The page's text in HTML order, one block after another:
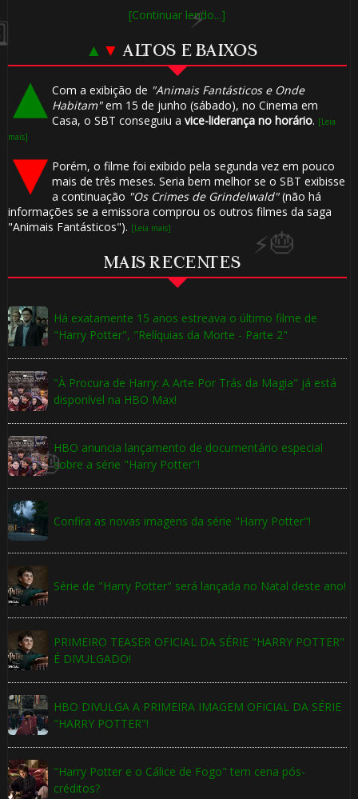
[Continuar lendo...]
▲ ▼ ALTOS E BAIXOS
Com a exibição de "Animais Fantásticos e Onde
Habitam"em 15 de junho (sábado), no Cinema em
Casa, o SBT conseguiu a vice-liderança no horário. [Leia
mais]
Porém, o filme foi exibido pela segunda vez em pouco
mais de três meses. Seria bem melhor se o SBT exibisse
a continuação "Os Crimes de Grindelwald"(não há
informações se a emissora comprou os outros filmes da saga
"Animais Fantásticos"). [Leia mais]
MAIS RECENTES
Há exatamente 15 anos estreava o último filme de
"Harry Potter", "Relíquias da Morte - Parte 2"
"À Procura de Harry: A Arte Por Trás da Magia" já está
disponível na HBO Max!
HBO anuncia lançamento de documentário especial
sobre a série "Harry Potter"!
Confira as novas imagens da série "Harry Potter"!
Série de "Harry Potter" será lançada no Natal deste ano!
PRIMEIRO TEASER OFICIAL DA SÉRIE "HARRY POTTER"
É DIVULGADO!
HBO DIVULGA A PRIMEIRA IMAGEM OFICIAL DA SÉRIE
"HARRY POTTER"!
"Harry Potter e o Cálice de Fogo" tem cena pós-
créditos?
🎂
1️⃣ 8️⃣
🎂
1️⃣ 8️⃣
⚡
1️⃣ 8️⃣